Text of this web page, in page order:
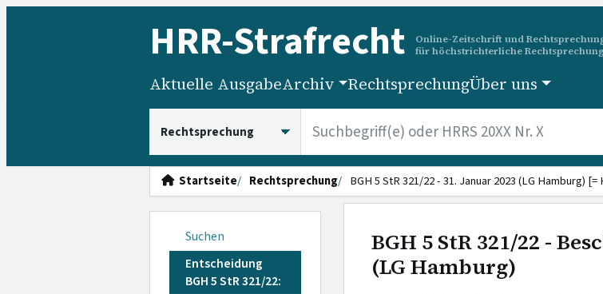
HRR-Strafrecht
Online-Zeitschrift und
für höchstrichterliche
Aktuelle AusgabeArchiv RechtsprechungÜber uns
Startseite Rechtsprechung BGH 5 StR 321/22 - 31. Januar 2023 (LG Hamburg) [=
Suchen
Entscheidung
BGH 5 StR 321/22:
BGH 5 StR 321/22 -
(LG Hamburg)